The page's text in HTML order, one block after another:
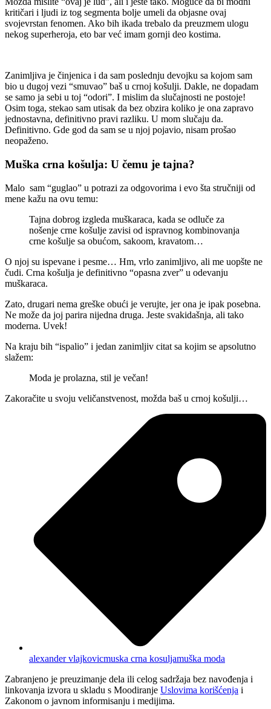
kritičari i ljudi iz tog segmenta bolje umeli da objasne ovaj
svojevrstan fenomen. Ako bih ikada trebalo da preuzmem ulogu
nekog superheroja, eto bar već imam gornji deo kostima.
Zanimljiva je činjenica i da sam poslednju devojku sa kojom sam
bio u dugoj vezi “smuvao” baš u crnoj košulji. Dakle, ne dopadam
se samo ja sebi u toj “odori”. I mislim da slučajnosti ne postoje!
Osim toga, stekao sam utisak da bez obzira koliko je ona zapravo
jednostavna, definitivno pravi razliku. U mom slučaju da.
Definitivno. Gde god da sam se u njoj pojavio, nisam prošao
neopaženo.
Muška crna košulja: U čemu je tajna?
Malo sam “guglao” u potrazi za odgovorima i evo šta stručniji od
mene kažu na ovu temu:
Tajna dobrog izgleda muškaraca, kada se odluče za
nošenje crne košulje zavisi od ispravnog kombinovanja
crne košulje sa obućom, sakoom, kravatom…
O njoj su ispevane i pesme… Hm, vrlo zanimljivo, ali me uopšte ne
čudi. Crna košulja je definitivno “opasna zver” u odevanju
muškaraca.
Zato, drugari nema greške obući je verujte, jer ona je ipak posebna.
Ne može da joj parira nijedna druga. Jeste svakidašnja, ali tako
moderna. Uvek!
Na kraju bih “ispalio” i jedan zanimljiv citat sa kojim se apsolutno
slažem:
Moda je prolazna, stil je večan!
Zakoračite u svoju veličanstvenost, možda baš u crnoj košulji…
alexander vlajkovicmuska crna kosuljamuška moda
Zabranjeno je preuzimanje dela ili celog sadržaja bez navođenja i
linkovanja izvora u skladu s Moodiranje Uslovima korišćenja i
Zakonom o javnom informisanju i medijima.